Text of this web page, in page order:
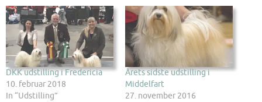
DKK udstilling i Fredericia
10. februar 2018
In “Udstilling”
Årets sidste udstilling i
Middelfart
27. november 2016